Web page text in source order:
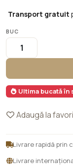
Transport gratuit
BUC
Ultima bucată în
Adaugă la
Livrare rapidă prin
Livrare